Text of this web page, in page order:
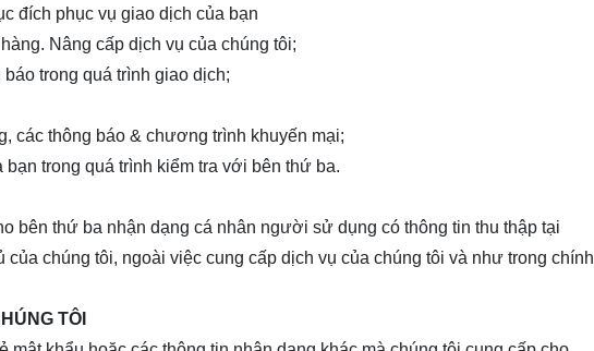
đích phục vụ giao dịch của bạn
Nâng cấp dịch vụ của chúng tôi;
trong quá trình giao dịch;
các thông báo & chương trình khuyến mại;
trong quá trình kiểm tra với bên thứ ba.
bên thứ ba nhận dạng cá nhân người sử dụng có thông tin thu thập tại
chúng tôi, ngoài việc cung cấp dịch vụ của chúng tôi và như trong chính
TÔI